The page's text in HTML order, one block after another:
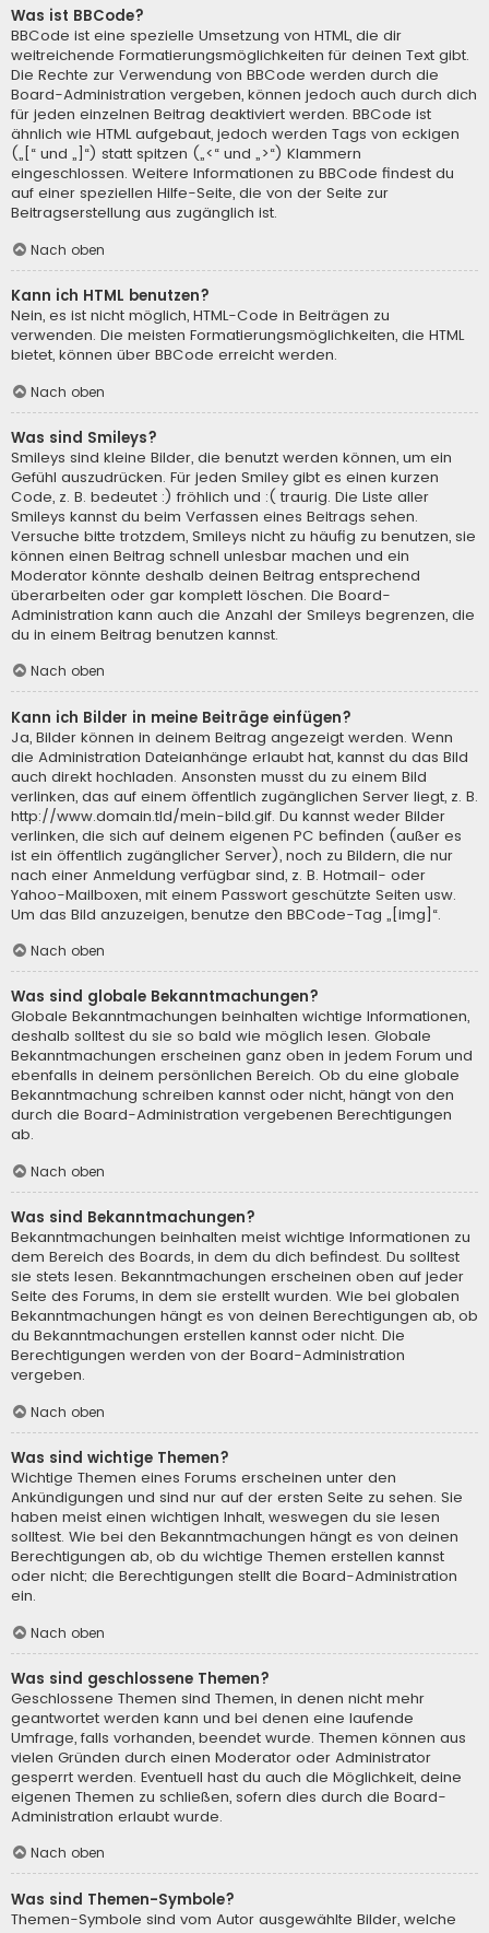
Was ist BBCode?
BBCode ist eine spezielle Umsetzung von HTML, die dir
weitreichende Formatierungsmöglichkeiten für deinen Text gibt.
Die Rechte zur Verwendung von BBCode werden durch die
Board-Administration vergeben, können jedoch auch durch dich
für jeden einzelnen Beitrag deaktiviert werden. BBCode ist
ähnlich wie HTML aufgebaut, jedoch werden Tags von eckigen
(„[“ und „]“) statt spitzen („<“ und „>“) Klammern
eingeschlossen. Weitere Informationen zu BBCode findest du
auf einer speziellen Hilfe-Seite, die von der Seite zur
Beitragserstellung aus zugänglich ist.
Nach oben
Kann ich HTML benutzen?
Nein, es ist nicht möglich, HTML-Code in Beiträgen zu
verwenden. Die meisten Formatierungsmöglichkeiten, die HTML
bietet, können über BBCode erreicht werden.
Nach oben
Was sind Smileys?
Smileys sind kleine Bilder, die benutzt werden können, um ein
Gefühl auszudrücken. Für jeden Smiley gibt es einen kurzen
Code, z. B. bedeutet :) fröhlich und :( traurig. Die Liste aller
Smileys kannst du beim Verfassen eines Beitrags sehen.
Versuche bitte trotzdem, Smileys nicht zu häufig zu benutzen, sie
können einen Beitrag schnell unlesbar machen und ein
Moderator könnte deshalb deinen Beitrag entsprechend
überarbeiten oder gar komplett löschen. Die Board-
Administration kann auch die Anzahl der Smileys begrenzen, die
du in einem Beitrag benutzen kannst.
Nach oben
Kann ich Bilder in meine Beiträge einfügen?
Ja, Bilder können in deinem Beitrag angezeigt werden. Wenn
die Administration Dateianhänge erlaubt hat, kannst du das Bild
auch direkt hochladen. Ansonsten musst du zu einem Bild
verlinken, das auf einem öffentlich zugänglichen Server liegt, z. B.
http://www.domain.tld/mein-bild.gif. Du kannst weder Bilder
verlinken, die sich auf deinem eigenen PC befinden (außer es
ist ein öffentlich zugänglicher Server), noch zu Bildern, die nur
nach einer Anmeldung verfügbar sind, z. B. Hotmail- oder
Yahoo-Mailboxen, mit einem Passwort geschützte Seiten usw.
Um das Bild anzuzeigen, benutze den BBCode-Tag „[img]“.
Nach oben
Was sind globale Bekanntmachungen?
Globale Bekanntmachungen beinhalten wichtige Informationen,
deshalb solltest du sie so bald wie möglich lesen. Globale
Bekanntmachungen erscheinen ganz oben in jedem Forum und
ebenfalls in deinem persönlichen Bereich. Ob du eine globale
Bekanntmachung schreiben kannst oder nicht, hängt von den
durch die Board-Administration vergebenen Berechtigungen
ab.
Nach oben
Was sind Bekanntmachungen?
Bekanntmachungen beinhalten meist wichtige Informationen zu
dem Bereich des Boards, in dem du dich befindest. Du solltest
sie stets lesen. Bekanntmachungen erscheinen oben auf jeder
Seite des Forums, in dem sie erstellt wurden. Wie bei globalen
Bekanntmachungen hängt es von deinen Berechtigungen ab, ob
du Bekanntmachungen erstellen kannst oder nicht. Die
Berechtigungen werden von der Board-Administration
vergeben.
Nach oben
Was sind wichtige Themen?
Wichtige Themen eines Forums erscheinen unter den
Ankündigungen und sind nur auf der ersten Seite zu sehen. Sie
haben meist einen wichtigen Inhalt, weswegen du sie lesen
solltest. Wie bei den Bekanntmachungen hängt es von deinen
Berechtigungen ab, ob du wichtige Themen erstellen kannst
oder nicht; die Berechtigungen stellt die Board-Administration
ein.
Nach oben
Was sind geschlossene Themen?
Geschlossene Themen sind Themen, in denen nicht mehr
geantwortet werden kann und bei denen eine laufende
Umfrage, falls vorhanden, beendet wurde. Themen können aus
vielen Gründen durch einen Moderator oder Administrator
gesperrt werden. Eventuell hast du auch die Möglichkeit, deine
eigenen Themen zu schließen, sofern dies durch die Board-
Administration erlaubt wurde.
Nach oben
Was sind Themen-Symbole?
Themen-Symbole sind vom Autor ausgewählte Bilder, welche